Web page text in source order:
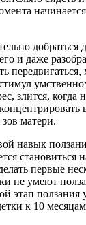
добраться
и даже
передвигаться,
злится, когда
зов матери.
навык
становиться
первые
не умеют
этап ползания
к 10